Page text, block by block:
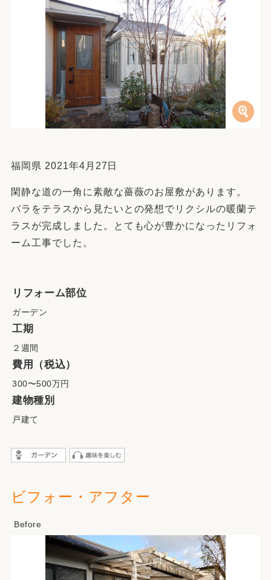
福岡県 2021年4月27日
閑静な道の一角に素敵な薔薇のお屋敷があります。
バラをテラスから見たいとの発想でリクシルの暖蘭テ
ラスが完成しました。とても心が豊かになったリフォ
ーム工事でした。
リフォーム部位
ガーデン
工期
２週間
費用（税込）
300〜500万円
建物種別
戸建て
ビフォー・アフター